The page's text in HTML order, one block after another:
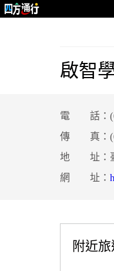
啟智
電 話：
傳 真：
地 址：臺
網 址：
附近